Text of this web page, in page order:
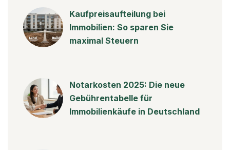
Kaufpreisaufteilung bei
Immobilien: So sparen Sie
maximal Steuern
Notarkosten 2025: Die neue
Gebührentabelle für
Immobilienkäufe in Deutschland